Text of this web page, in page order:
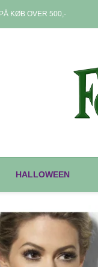
KØB OVER 500,-
HALLOWEEN